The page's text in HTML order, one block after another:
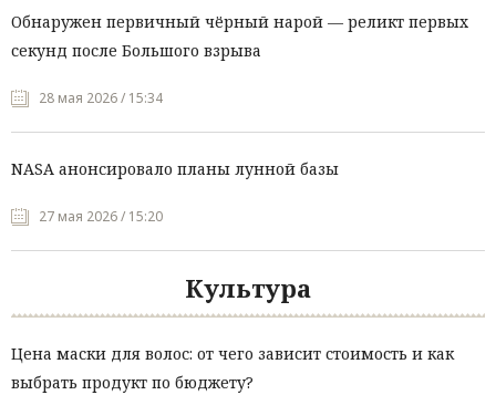
Обнаружен первичный чёрный нарой — реликт первых
секунд после Большого взрыва
28 мая 2026 / 15:34
NASA анонсировало планы лунной базы
27 мая 2026 / 15:20
Культура
Цена маски для волос: от чего зависит стоимость и как
выбрать продукт по бюджету?